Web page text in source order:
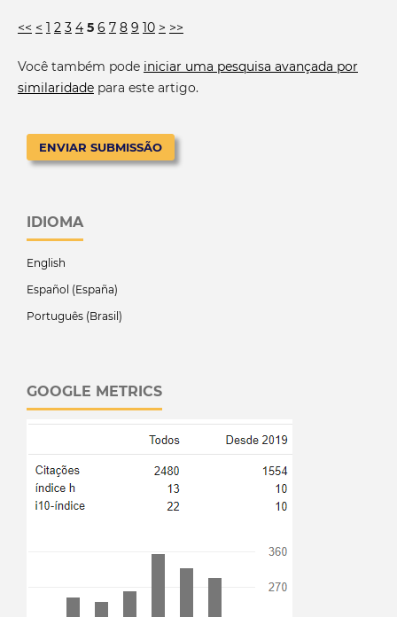
<< < 1 2 3 4 5 6 7 8 9 10 > >>
Você também pode iniciar uma pesquisa avançada por
similaridadepara este artigo.
ENVIAR SUBMISSÃO
IDIOMA
English
Español (España)
Português (Brasil)
GOOGLE METRICS